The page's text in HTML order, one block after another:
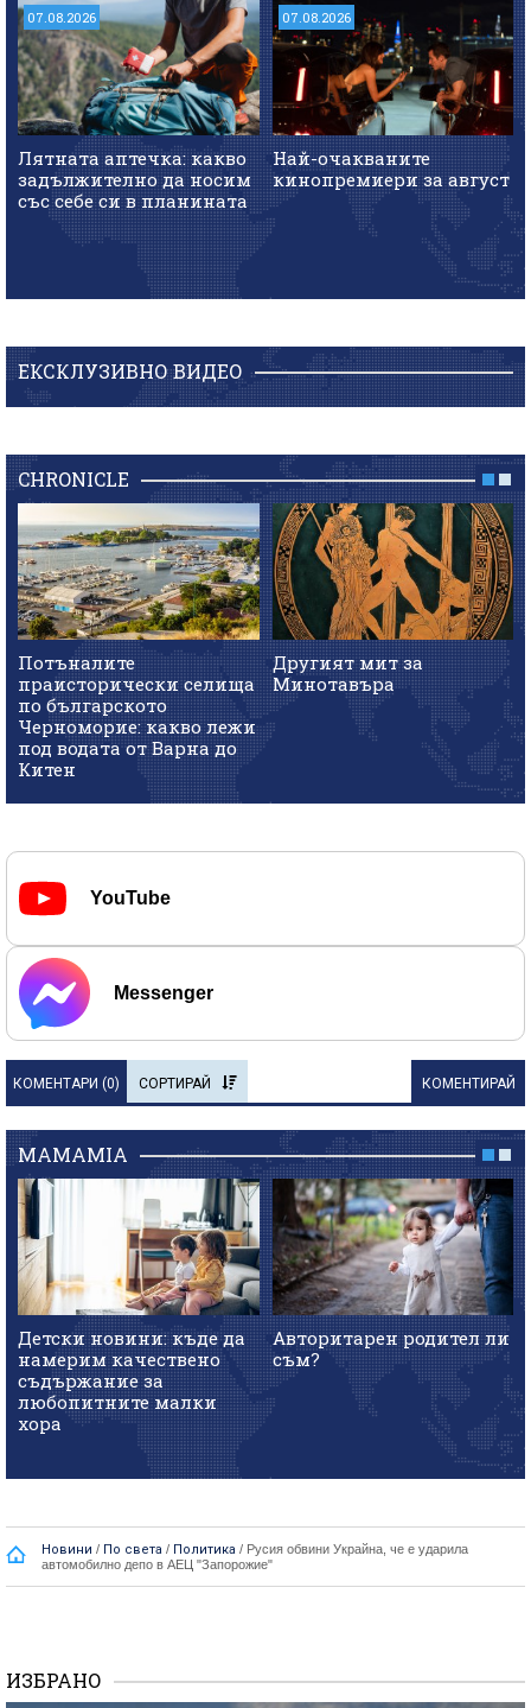
07.08.2026
Лятната аптечка: какво
задължително да носим
със себе си в планината
07.08.2026
Най-очакваните
кинопремиери за август
ЕКСКЛУЗИВНО ВИДЕО
CHRONICLE
Потъналите
праисторически селища
по българското
Черноморие: какво лежи
под водата от Варна до
Китен
Другият мит за
Минотавъра
YouTube
Messenger
КОМЕНТАРИ (0) СОРТИРАЙ КОМЕНТИРАЙ
MAMAMIA
Детски новини: къде да
намерим качествено
съдържание за
любопитните малки
хора
Авторитарен родител ли
съм?
Новини / По света / Политика / Русия обвини Украйна, че е ударила
автомобилно депо в АЕЦ "Запорожие"
ИЗБРАНО